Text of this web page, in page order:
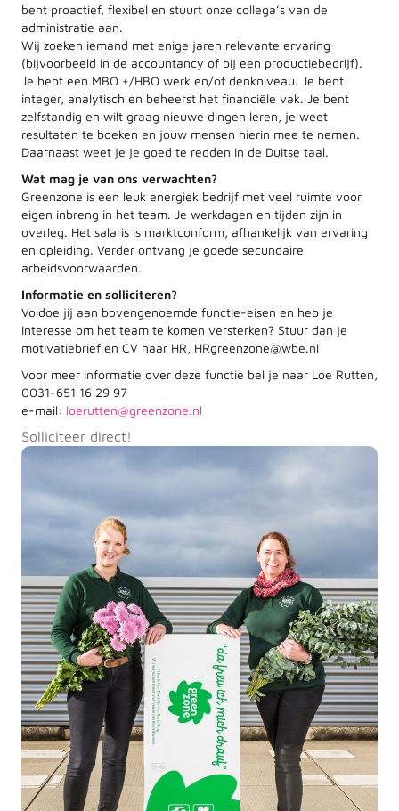
bent proactief, flexibel en stuurt onze collega’s van de
administratie aan.
Wij zoeken iemand met enige jaren relevante ervaring
(bijvoorbeeld in de accountancy of bij een productiebedrijf).
Je hebt een MBO +/HBO werk en/of denkniveau. Je bent
integer, analytisch en beheerst het financiële vak. Je bent
zelfstandig en wilt graag nieuwe dingen leren, je weet
resultaten te boeken en jouw mensen hierin mee te nemen.
Daarnaast weet je je goed te redden in de Duitse taal.
Wat mag je van ons verwachten?
Greenzone is een leuk energiek bedrijf met veel ruimte voor
eigen inbreng in het team. Je werkdagen en tijden zijn in
overleg. Het salaris is marktconform, afhankelijk van ervaring
en opleiding. Verder ontvang je goede secundaire
arbeidsvoorwaarden.
Informatie en solliciteren?
Voldoe jij aan bovengenoemde functie-eisen en heb je
interesse om het team te komen versterken? Stuur dan je
motivatiebrief en CV naar HR, HRgreenzone@wbe.nl
Voor meer informatie over deze functie bel je naar Loe Rutten,
0031-651 16 29 97
e-mail: loerutten@greenzone.nl
Solliciteer direct!